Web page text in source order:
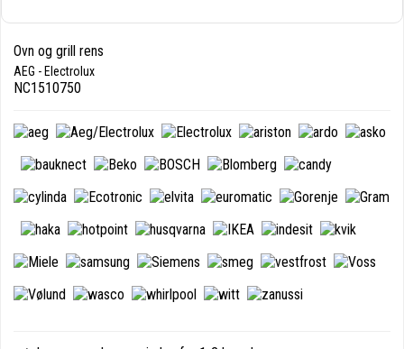
Ovn og grill rens
AEG - Electrolux
NC1510750